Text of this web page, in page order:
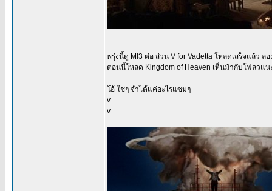
พรุ่งนี้ดู MI3 ต่อ ส่วน V for Vadetta โหลดเสร็จแล้ว
ตอนนี้โหลด Kingdom of Heaven เห็นม้ากับโฟลวแ
โอ้ ใช่ๆ จำได้แค่อะไรแซมๆ
v
v